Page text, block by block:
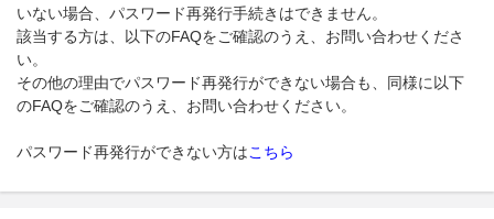
いない場合、パスワード再発行手続きはできません。
該当する方は、以下のFAQをご確認のうえ、お問い合わせくださ
い。
その他の理由でパスワード再発行ができない場合も、同様に以下
のFAQをご確認のうえ、お問い合わせください。
パスワード再発行ができない方はこちら